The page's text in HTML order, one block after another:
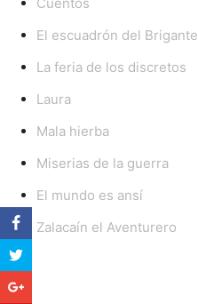
El escuadrón del Brigante
La feria de los discretos
Laura
Mala hierba
Miserias de la guerra
El mundo es ansí
Zalacaín el Aventurero